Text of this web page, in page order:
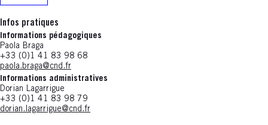
Infos pratiques
Informations pédagogiques
Paola Braga
+33 (0)1 41 83 98 68
paola.braga@cnd.fr
Informations administratives
Dorian Lagarrigue
+33 (0)1 41 83 98 79
dorian.lagarrigue@cnd.fr